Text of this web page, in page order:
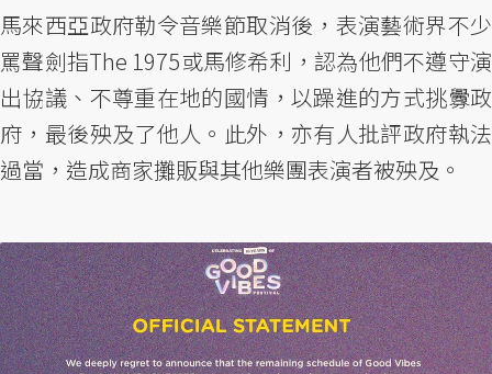
馬來西亞政府勒令音樂節取消後，表演藝術界不少
罵聲劍指The 1975或馬修希利，認為他們不遵守演
出協議、不尊重在地的國情，以躁進的方式挑釁政
府，最後殃及了他人。此外，亦有人批評政府執法
過當，造成商家攤販與其他樂團表演者被殃及。